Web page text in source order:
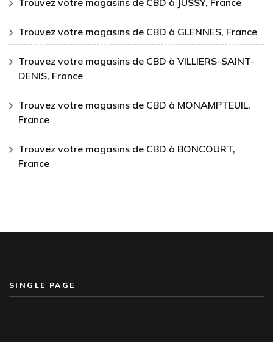
Trouvez votre magasins de CBD à GLENNES, France
Trouvez votre magasins de CBD à VILLIERS-SAINT-
DENIS, France
Trouvez votre magasins de CBD à MONAMPTEUIL,
France
Trouvez votre magasins de CBD à BONCOURT,
France
SINGLE PAGE